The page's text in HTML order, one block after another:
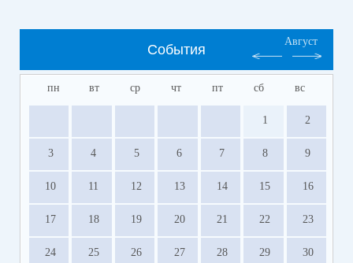
События
Август
пн вт ср чт пт сб вс
1 2
3 4 5 6 7 8 9
10 11 12 13 14 15 16
17 18 19 20 21 22 23
24 25 26 27 28 29 30